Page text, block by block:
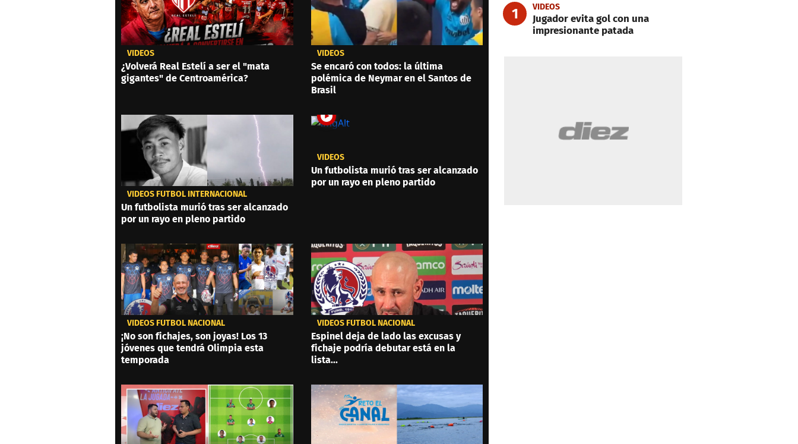
VIDEOS
¿Volverá Real Estelí a ser el "mata
gigantes" de Centroamérica?
VIDEOS
Se encaró con todos: la última
polémica de Neymar en el Santos de
Brasil
VIDEOS FÚTBOL INTERNACIONAL
Un futbolista murió tras ser alcanzado
por un rayo en pleno partido
VIDEOS
Un futbolista murió tras ser alcanzado
por un rayo en pleno partido
VIDEOS FÚTBOL NACIONAL
¡No son fichajes, son joyas! Los 13
jóvenes que tendrá Olimpia esta
temporada
VIDEOS FÚTBOL NACIONAL
Espinel deja de lado las excusas y
fichaje podría debutar está en la
lista...
1 VIDEOS
Jugador evita gol con una
impresionante patada